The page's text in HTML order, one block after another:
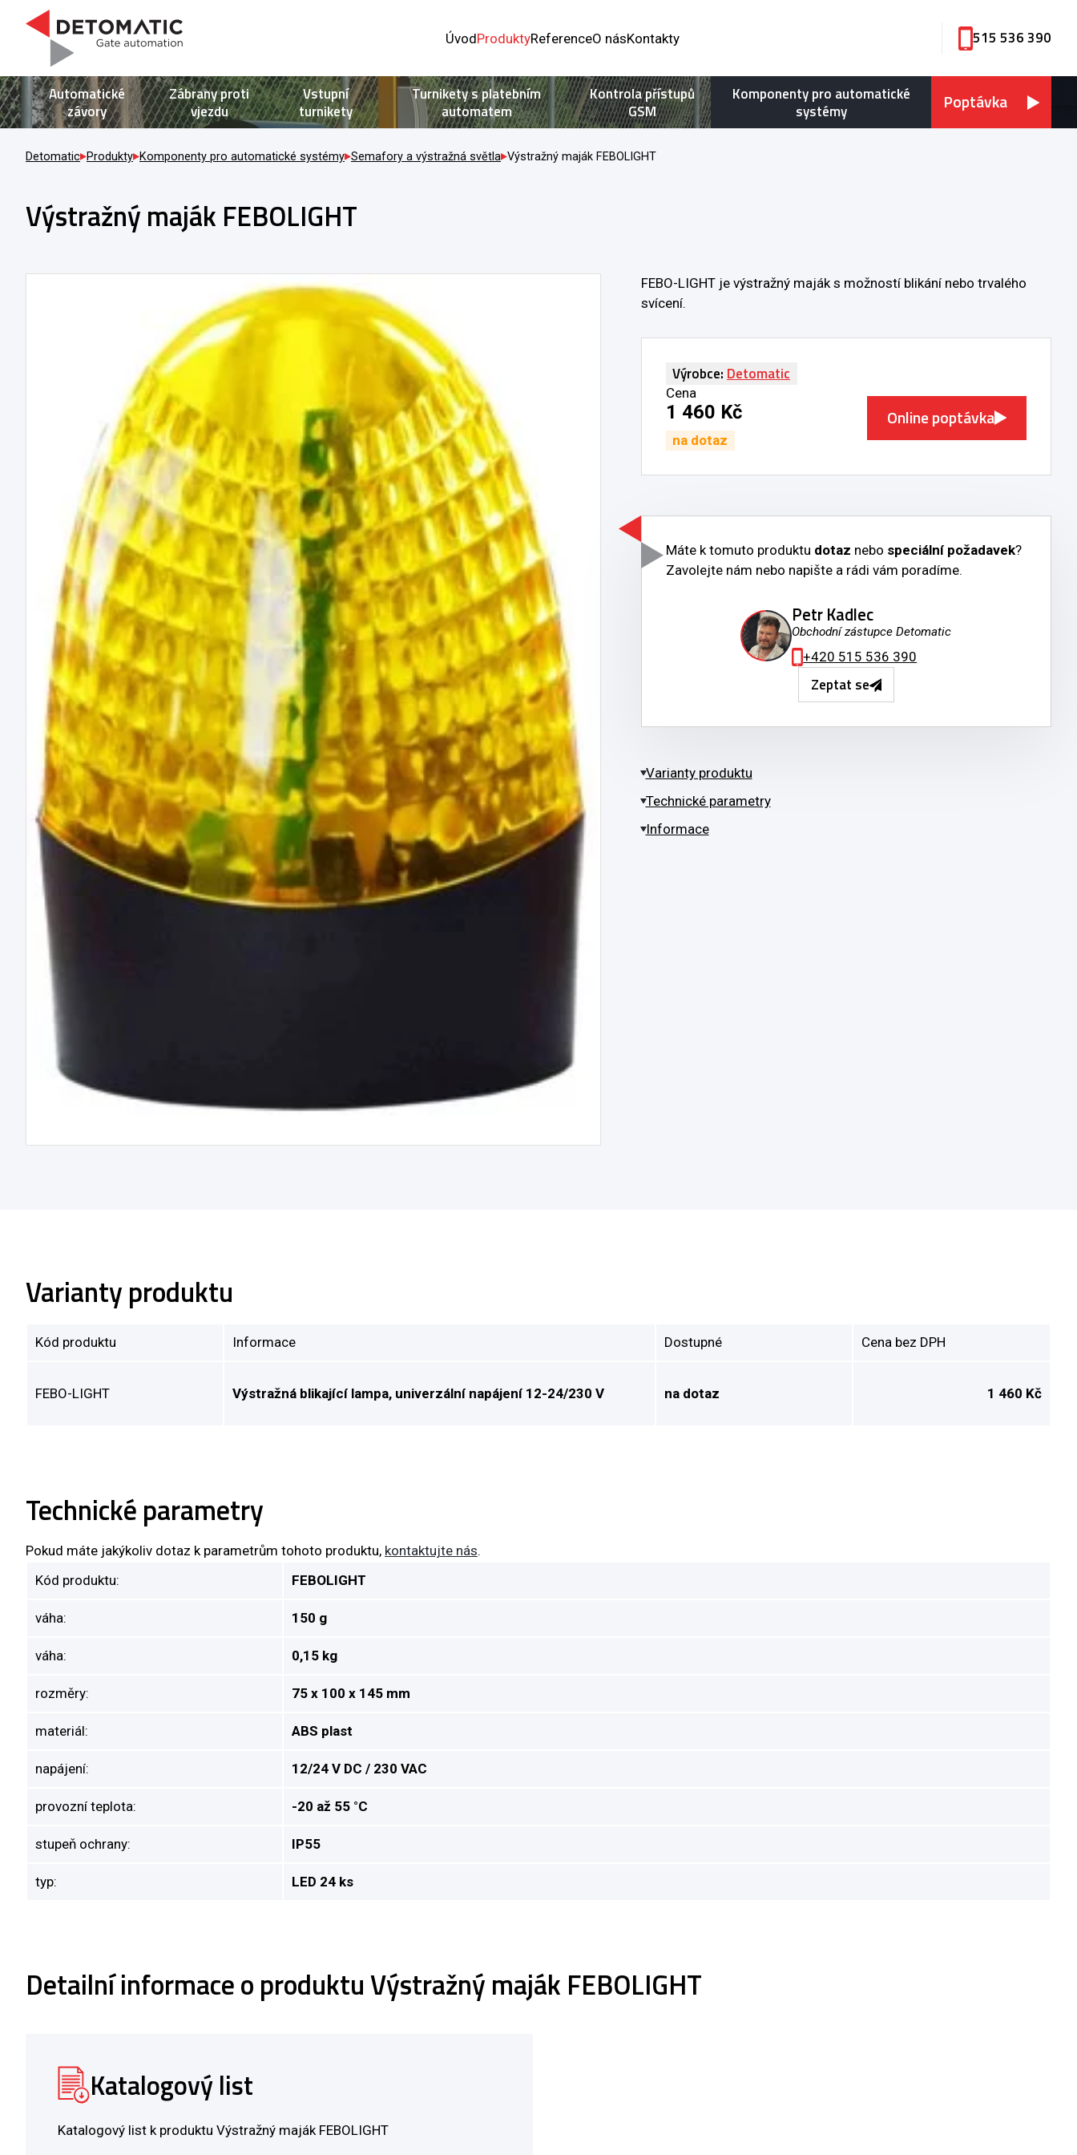
ÚvodProduktyReferenceO násKontakty 515 536 390
Automatické
závory
Zábrany proti
vjezdu
Vstupní
turnikety
Turnikety s platebním
automatem
Kontrola přístupů
GSM
Komponenty pro automatické
systémy
Poptávka
Detomatic Produkty Komponenty pro automatické systémy Semafory a výstražná světla Výstražný maják FEBOLIGHT
Výstražný maják FEBOLIGHT
FEBO-LIGHT je výstražný maják s možností blikání nebo trvalého
svícení.
Výrobce: Detomatic
Cena
1 460 Kč
na dotaz
Online poptávka
Máte k tomuto produktu dotaz nebo speciální požadavek?
Zavolejte nám nebo napište a rádi vám poradíme.
Petr Kadlec
Obchodní zástupce Detomatic
+420 515 536 390
Zeptat se
Varianty produktu
Technické parametry
Informace
Varianty produktu
Kód produktu Informace Dostupné Cena bez DPH
FEBO-LIGHT Výstražná blikající lampa, univerzální napájení 12-24/230 V na dotaz 1 460 Kč
Technické parametry
Pokud máte jakýkoliv dotaz k parametrům tohoto produktu, kontaktujte nás.
Kód produktu:
FEBOLIGHT
váha: 150 g
váha: 0,15 kg
rozměry: 75 x 100 x 145 mm
materiál: ABS plast
napájení: 12/24 V DC / 230 VAC
provozní teplota: -20 až 55 °C
stupeň ochrany: IP55
typ: LED 24 ks
Detailní informace o produktu Výstražný maják FEBOLIGHT
Katalogový list
Katalogový list k produktu Výstražný maják FEBOLIGHT